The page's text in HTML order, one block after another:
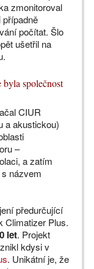
zmonitoroval
počítat. Šlo
ušetřil na
byla společnost
CIUR
a akustickou)
–
a zatím
názvem
předurčující
Climatizer Plus.
let. Projekt
kdysi v
. Unikátní je, že